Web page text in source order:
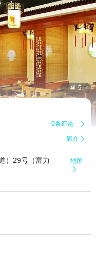
 5
0条评论 
简介 
）29号（富力
地图
